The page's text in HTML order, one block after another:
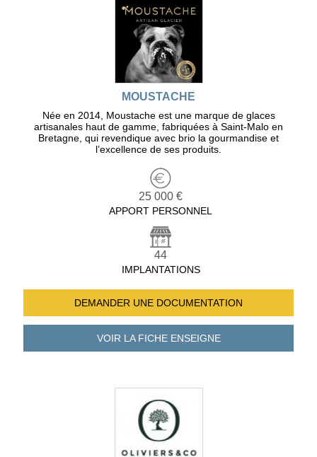
MOUSTACHE
Née en 2014, Moustache est une marque de glaces
artisanales haut de gamme, fabriquées à Saint-Malo en
Bretagne, qui revendique avec brio la gourmandise et
l’excellence de ses produits.
25 000 €
APPORT PERSONNEL
44
IMPLANTATIONS
DEMANDER UNE DOCUMENTATION
VOIR LA FICHEENSEIGNE